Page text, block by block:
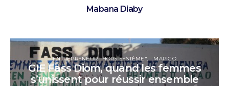
Mabana Diaby
ENTREPRENEUR "HORS SYSTÈME" MAPIGO
GIE Fass Diom, quand les femmes
s’unissent pour réussir ensemble